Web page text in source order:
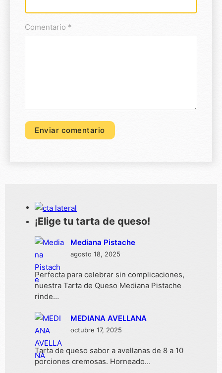
Comentario *
¡Elige tu tarta de queso!
Mediana Pistache
agosto 18, 2025
Perfecta para celebrar sin complicaciones,
nuestra Tarta de Queso Mediana Pistache
rinde…
MEDIANA AVELLANA
octubre 17, 2025
Tarta de queso sabor a avellanas de 8 a 10
porciones cremosas. Horneado…